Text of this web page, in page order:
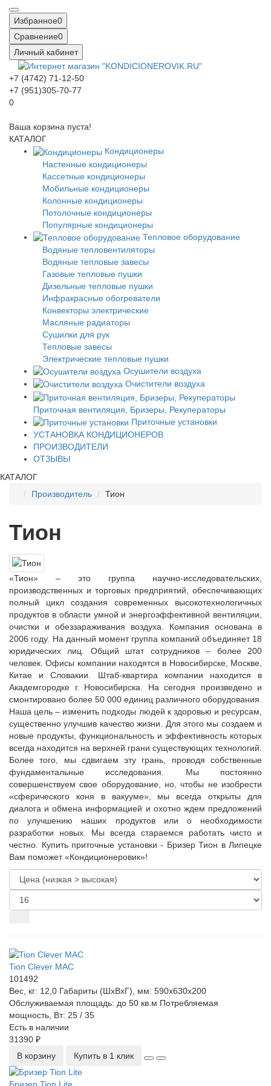
Избранное0
Сравнение0
Личный кабинет
+7 (4742) 71-12-50
+7 (951)305-70-77
0
Ваша корзина пуста!
КАТАЛОГ
Кондиционеры
Настенные кондиционеры
Кассетные кондиционеры
Мобильные кондиционеры
Колонные кондиционеры
Потолочные кондиционеры
Популярные кондиционеры
Тепловое оборудование
Водяные тепловентиляторы
Водяные тепловые завесы
Газовые тепловые пушки
Дизельные тепловые пушки
Инфракрасные обогреватели
Конвекторы электрические
Масляные радиаторы
Сушилки для рук
Тепловые завесы
Электрические тепловые пушки
Осушители воздуха
Очистители воздуха
Приточная вентиляция, Бризеры, Рекуператоры
Приточные установки
УСТАНОВКА КОНДИЦИОНЕРОВ
ПРОИЗВОДИТЕЛИ
ОТЗЫВЫ
КАТАЛОГ
Производитель
Тион
Тион
«Тион» – это группа научно-исследовательских,
производственных и торговых предприятий, обеспечивающих
полный цикл создания современных высокотехнологичных
продуктов в области умной и энергоэффективной вентиляции,
очистки и обеззараживания воздуха. Компания основана в
2006 году. На данный момент группа компаний объединяет 18
юридических лиц. Общий штат сотрудников – более 200
человек. Офисы компании находятся в Новосибирске, Москве,
Китае и Словакии. Штаб-квартира компании находится в
Академгородке г. Новосибирска. На сегодня произведено и
смонтировано более 50 000 единиц различного оборудования.
Наша цель – изменить подходы людей к здоровью и ресурсам,
существенно улучшив качество жизни. Для этого мы создаем и
новые продукты, функциональность и эффективность которых
всегда находится на верхней грани существующих технологий.
Более того, мы сдвигаем эту грань, проводя собственные
фундаментальные исследования. Мы постоянно
совершенствуем свое оборудование, но, чтобы не изобрести
«сферического коня в вакууме», мы всегда открыты для
диалога и обмена информацией и охотно ждем предложений
по улучшению наших продуктов или о необходимости
разработки новых. Мы всегда стараемся работать чисто и
честно. Купить приточные установки - Бризер Тион в Липецке
Вам поможет «Кондиционеровик»!
Tion Clever MAC
101492
Вес, кг: 12,0 Габариты (ШхВхГ), мм: 590x630x200
Обслуживаемая площадь: до 50 кв.м Потребляемая
мощность, Вт: 25 / 35
Есть в наличии
31390 ₽
В корзину
Купить в 1 клик